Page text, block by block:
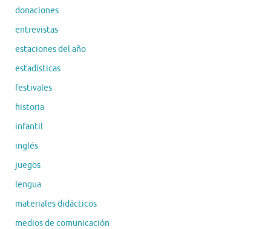
donaciones
entrevistas
estaciones del año
estadísticas
festivales
historia
infantil
inglés
juegos
lengua
materiales didácticos
medios de comunicación